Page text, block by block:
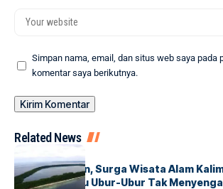
Simpan nama, email, dan situs web saya pada
komentar saya berikutnya.
Related News
Pulau Kakaban, Surga Wisata Alam
dengan Danau Ubur-Ubur Tak